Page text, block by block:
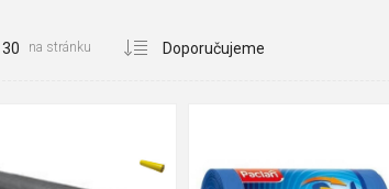
STRONG 60L pytle na
na stránku